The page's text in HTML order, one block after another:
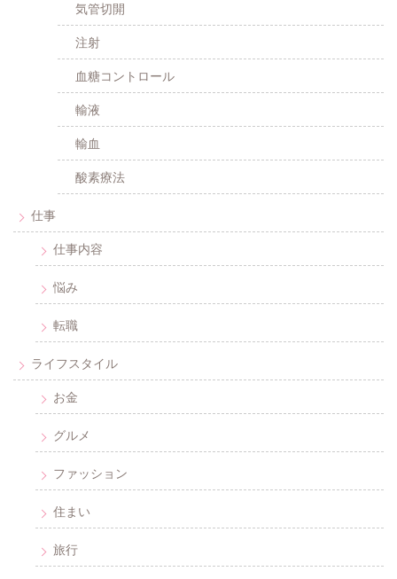
気管切開
注射
血糖コントロール
輸液
輸血
酸素療法
仕事
仕事内容
悩み
転職
ライフスタイル
お金
グルメ
ファッション
住まい
旅行